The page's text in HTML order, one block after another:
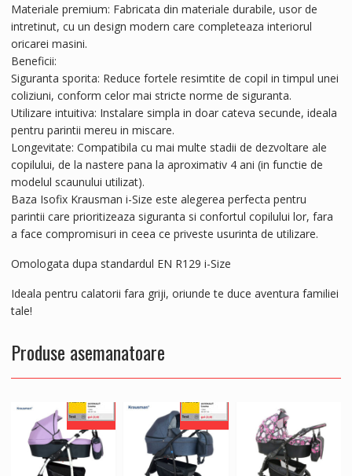
Materiale premium: Fabricata din materiale durabile, usor de
intretinut, cu un design modern care completeaza interiorul
oricarei masini.
Beneficii:
Siguranta sporita: Reduce fortele resimtite de copil in timpul unei
coliziuni, conform celor mai stricte norme de siguranta.
Utilizare intuitiva: Instalare simpla in doar cateva secunde, ideala
pentru parintii mereu in miscare.
Longevitate: Compatibila cu mai multe stadii de dezvoltare ale
copilului, de la nastere pana la aproximativ 4 ani (in functie de
modelul scaunului utilizat).
Baza Isofix Krausman i-Size este alegerea perfecta pentru
parintii care prioritizeaza siguranta si confortul copilului lor, fara
a face compromisuri in ceea ce priveste usurinta de utilizare.
Omologata dupa standardul EN R129 i-Size
Ideala pentru calatorii fara griji, oriunde te duce aventura familiei
tale!
Produse asemanatoare